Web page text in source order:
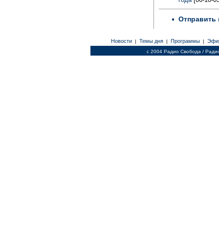
Отправить
Новости | Темы дня | Программы |
c 2004 Радио Свобода /